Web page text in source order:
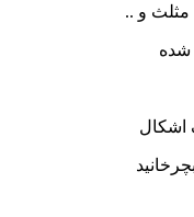
مثلث و ..
شده
اشکال